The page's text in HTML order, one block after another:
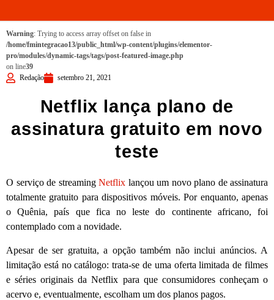
Warning: Trying to access array offset on false in
/home/fmintegracao13/public_html/wp-content/plugins/elementor-
pro/modules/dynamic-tags/tags/post-featured-image.php
on line39
Redação
setembro 21, 2021
Netflix lança plano de
assinatura gratuito em novo
teste
O serviço de streaming Netflix lançou um novo plano de assinatura
totalmente gratuito para dispositivos móveis. Por enquanto, apenas
o Quênia, país que fica no leste do continente africano, foi
contemplado com a novidade.
Apesar de ser gratuita, a opção também não inclui anúncios. A
limitação está no catálogo: trata-se de uma oferta limitada de filmes
e séries originais da Netflix para que consumidores conheçam o
acervo e, eventualmente, escolham um dos planos pagos.